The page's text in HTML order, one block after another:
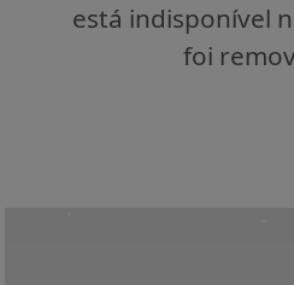
está indisponível
foi